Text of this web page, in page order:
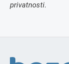
privatnosti.